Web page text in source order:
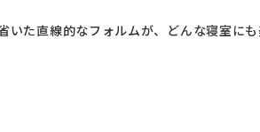
た直線的なフォルムが、どんな寝室に